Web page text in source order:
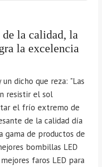
la calidad, la
la excelencia
dicho que reza: "Las
resistir el sol
el frío extremo de
de la calidad día
gama de productos de
bombillas LED
faros LED para